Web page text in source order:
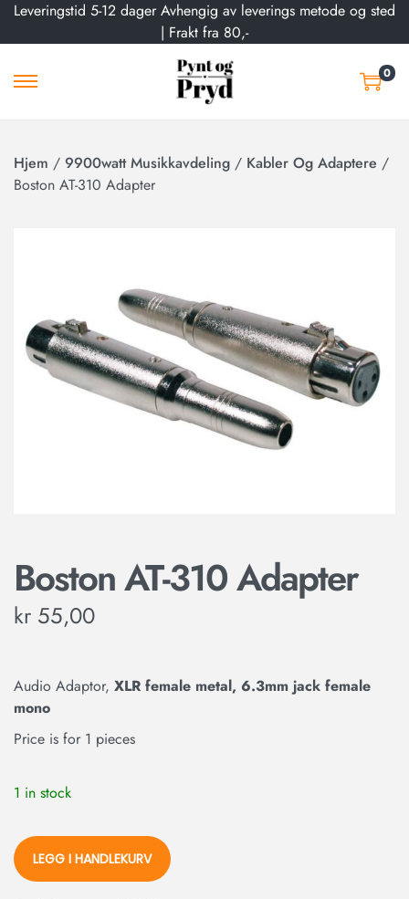
Leveringstid 5-12 dager Avhengig av leverings metode og sted
| Frakt fra 80,-
0
Hjem / 9900watt Musikkavdeling / Kabler Og Adaptere /
Boston AT-310 Adapter
Boston AT-310 Adapter
kr 55,00
Audio Adaptor, XLR female metal, 6.3mm jack female
mono
Price is for 1 pieces
1 in stock
LEGG I HANDLEKURV